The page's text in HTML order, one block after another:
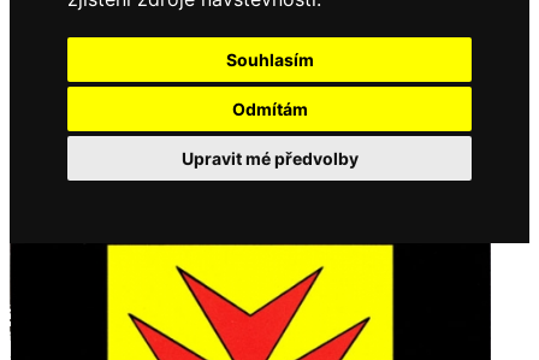
Souhlasím
Odmítám
Upravit mé předvolby